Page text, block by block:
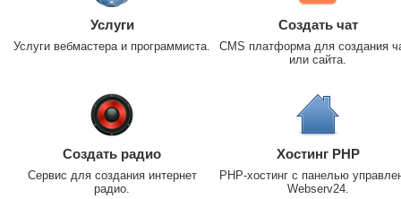
Услуги
Услуги вебмастера и программиста.
Создать чат
CMS платформа для создания
или сайта.
Создать радио
Сервис для создания интернет
радио.
Хостинг PHP
PHP-хостинг с панелью
Webserv24.